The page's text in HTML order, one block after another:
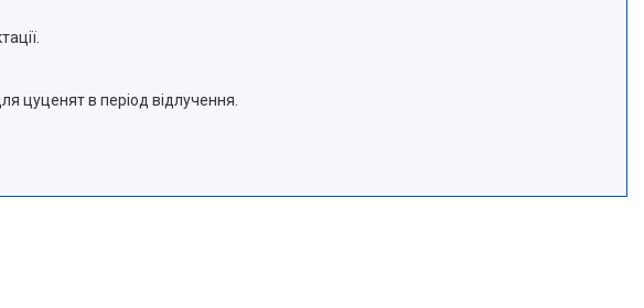
цуценят в період відлучення.